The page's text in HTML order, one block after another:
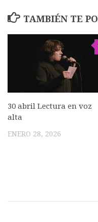
TAMBIÉN TE
30 abril Lectura en voz
alta
ENERO 28, 2026